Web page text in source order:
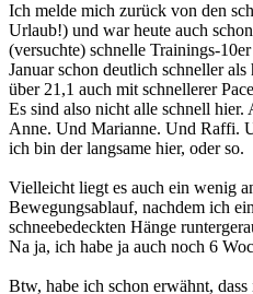
Ich melde mich zurück von den
Urlaub!) und war heute auch
(versuchte) schnelle Trainings-
Januar schon deutlich schneller
über 21,1 auch mit schnellerer
Es sind also nicht alle schnell
Anne. Und Marianne. Und Raffi.
ich bin der langsame hier, oder so.
Vielleicht liegt es auch ein wenig
Bewegungsablauf, nachdem ich
schneebedeckten Hänge
Na ja, ich habe ja auch noch 6
Btw, habe ich schon erwähnt,